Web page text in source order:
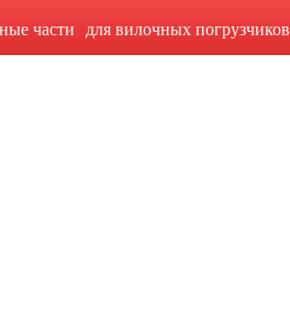
части для вилочных погрузчиков